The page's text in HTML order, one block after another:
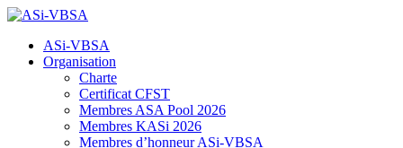
Hauptnavigation
ASi-VBSA
Organisation
Charte
Certificat CFST
Membres ASA Pool 2026
Membres KASi 2026
Membres d’honneur ASi-VBSA